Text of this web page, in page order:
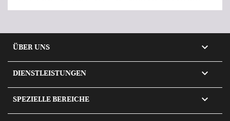
ÜBER UNS 
DIENSTLEISTUNGEN 
SPEZIELLE BEREICHE 